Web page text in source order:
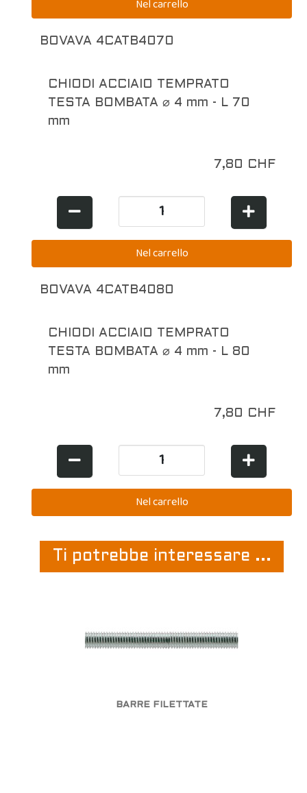
BOVAVA 4CATB4070
CHIODI ACCIAIO TEMPRATO
TESTA BOMBATA ⌀ 4 mm - L 70
mm
7,80 CHF
BOVAVA 4CATB4080
CHIODI ACCIAIO TEMPRATO
TESTA BOMBATA ⌀ 4 mm - L 80
mm
7,80 CHF
Ti potrebbe interessare ...
BARRE FILETTATE